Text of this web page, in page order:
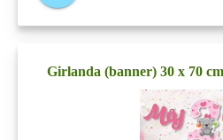
Girlanda (banner) 30 x 70